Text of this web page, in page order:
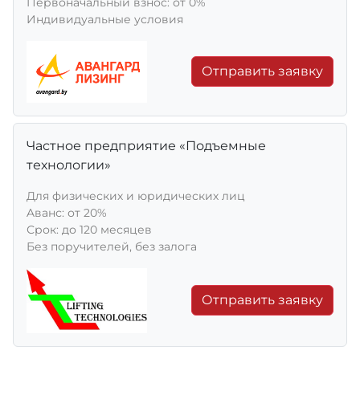
Индивидуальные условия
Отправить заявку
Частное предприятие «Подъемные
технологии»
Для физических и юридических лиц
Aванс: от 20%
Срок: до 120 месяцев
Без поручителей, без залога
Отправить заявку